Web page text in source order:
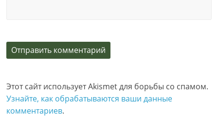
Этот сайт использует Akismet для борьбы со спамом.
Узнайте, как обрабатываются ваши данные
комментариев.